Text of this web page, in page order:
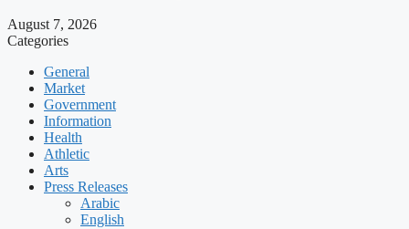
August 7, 2026
Categories
General
Market
Government
Information
Health
Athletic
Arts
Press Releases
Arabic
English